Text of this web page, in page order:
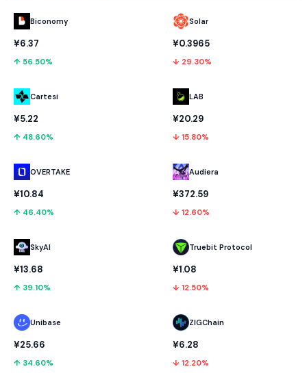
Biconomy
¥6.37
↑ 56.50%
Cartesi
¥5.22
↑ 48.60%
OVERTAKE
¥10.84
↑ 46.40%
SkyAI
¥13.68
↑ 39.10%
Unibase
¥25.66
↑ 34.60%
Solar
¥0.3965
↓ 29.30%
LAB
¥20.29
↓ 15.80%
Audiera
¥372.59
↓ 12.60%
Truebit Protocol
¥1.08
↓ 12.50%
ZIGChain
¥6.28
↓ 12.20%